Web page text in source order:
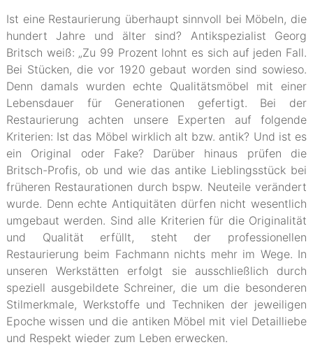
Ist eine Restaurierung überhaupt sinnvoll bei Möbeln, die
hundert Jahre und älter sind? Antikspezialist Georg
Britsch weiß: „Zu 99 Prozent lohnt es sich auf jeden Fall.
Bei Stücken, die vor 1920 gebaut worden sind sowieso.
Denn damals wurden echte Qualitätsmöbel mit einer
Lebensdauer für Generationen gefertigt. Bei der
Restaurierung achten unsere Experten auf folgende
Kriterien: Ist das Möbel wirklich alt bzw. antik? Und ist es
ein Original oder Fake? Darüber hinaus prüfen die
Britsch-Profis, ob und wie das antike Lieblingsstück bei
früheren Restaurationen durch bspw. Neuteile verändert
wurde. Denn echte Antiquitäten dürfen nicht wesentlich
umgebaut werden. Sind alle Kriterien für die Originalität
und Qualität erfüllt, steht der professionellen
Restaurierung beim Fachmann nichts mehr im Wege. In
unseren Werkstätten erfolgt sie ausschließlich durch
speziell ausgebildete Schreiner, die um die besonderen
Stilmerkmale, Werkstoffe und Techniken der jeweiligen
Epoche wissen und die antiken Möbel mit viel Detailliebe
und Respekt wieder zum Leben erwecken.